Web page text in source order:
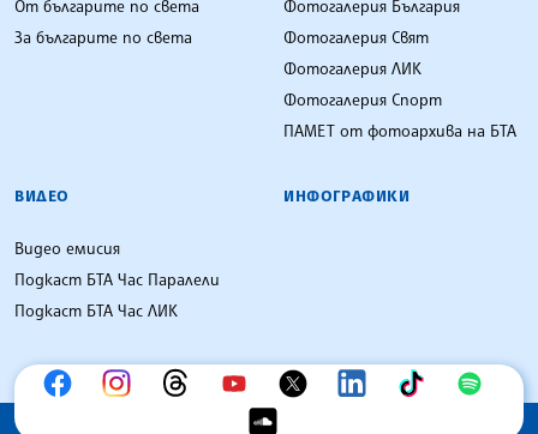
От българите по света
За българите по света
Фотогалерия България
Фотогалерия Свят
Фотогалерия ЛИК
Фотогалерия Спорт
ПАМЕТ от фотоархива на БТА
ВИДЕО
Видео емисия
Подкаст БТА Час Паралели
Подкаст БТА Час ЛИК
ИНФОГРАФИКИ